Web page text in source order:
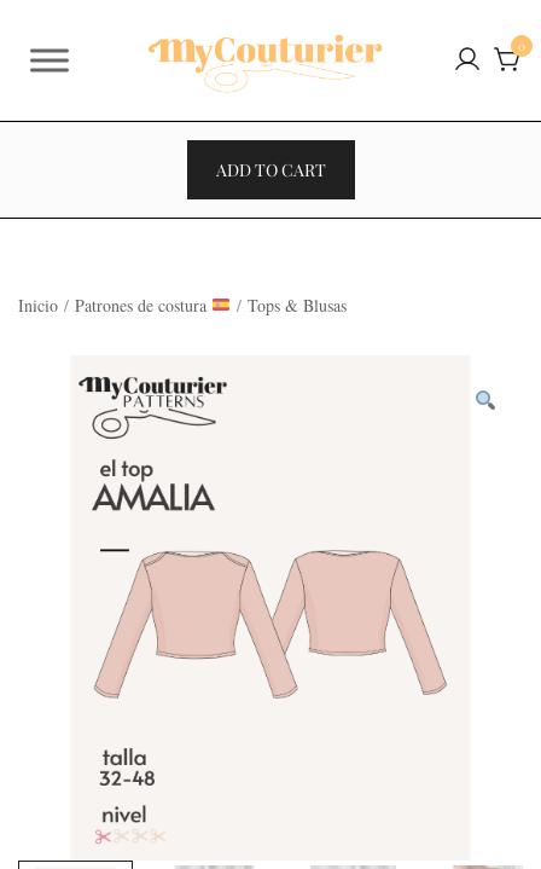
contenido
0
ADD TO CART
Inicio / Patrones de costura / Tops & Blusas
VENTES À 2€